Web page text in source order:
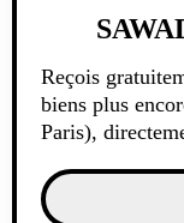
Reçois
biens plus
Paris),